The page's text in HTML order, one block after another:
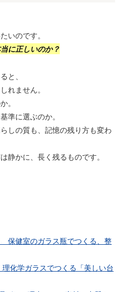
いのです。
に正しいのか？
と、
れません。
。
準に選ぶのか。
しの質も、記憶の残り方も変わ
静かに、長く残るものです。
保健室のガラス瓶でつくる、整
化学ガラスでつくる「美しい台